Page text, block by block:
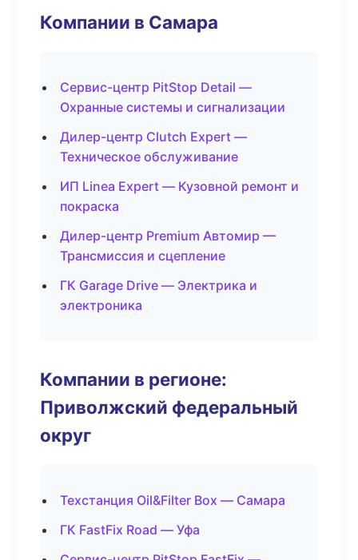
Компании в Самара
Сервис-центр PitStop Detail —
Охранные системы и сигнализации
Дилер-центр Clutch Expert —
Техническое обслуживание
ИП Linea Expert — Кузовной ремонт и
покраска
Дилер-центр Premium Автомир —
Трансмиссия и сцепление
ГК Garage Drive — Электрика и
электроника
Компании в регионе:
Приволжский федеральный
округ
Техстанция Oil&Filter Box — Самара
ГК FastFix Road — Уфа